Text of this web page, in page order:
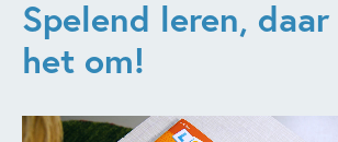
Spelend leren,
het om!
Videospeler